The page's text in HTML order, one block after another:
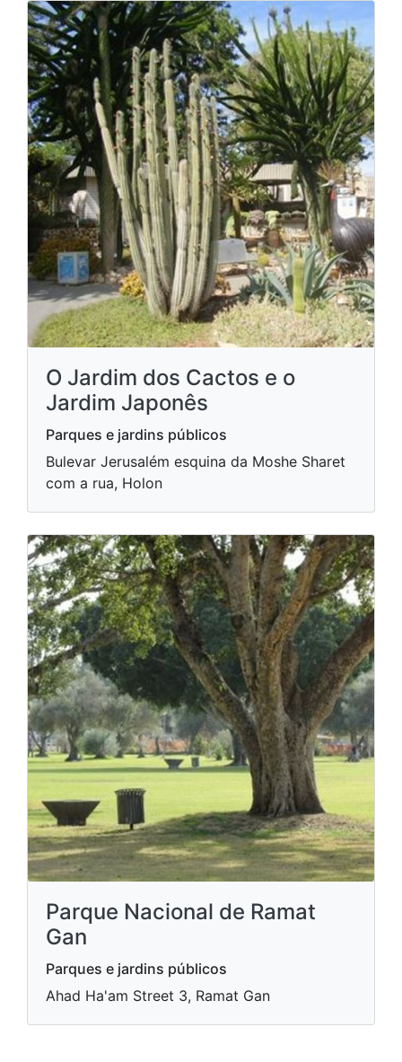
O Jardim dos Cactos e o
Jardim Japonês
Parques e jardins públicos
Bulevar Jerusalém esquina da Moshe Sharet
com a rua, Holon
Parque Nacional de Ramat
Gan
Parques e jardins públicos
Ahad Ha'am Street 3, Ramat Gan